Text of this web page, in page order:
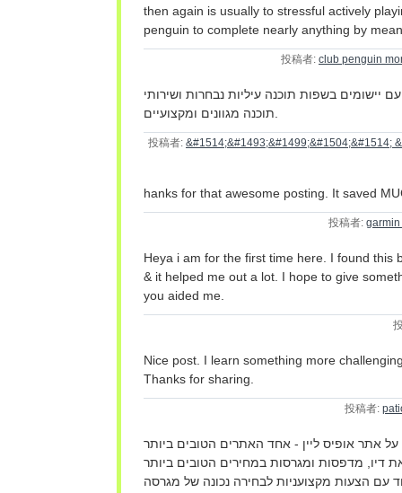
then again is usually to stressful actively
penguin to complete nearly anything by
投稿者: club penguin
יישומים בשפות תוכנה עיליות נבחרות ושירותי
投稿者: &#1514;&#1493;&#1499;&#1504;&#1514;
hanks for that awesome posting. It saved
投稿者:
Heya i am for the first time here. I found this
& it helped me out a lot. I hope to give
you aided me.
Nice post. I learn something more
Thanks for sharing.
投稿者:
אתר אופיס ליין - אחד האתרים הטובים ביותר
דיו, מדפסות ומגרסות במחירים הטובים ביותר